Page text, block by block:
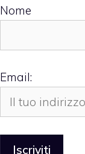
Nome
Email: